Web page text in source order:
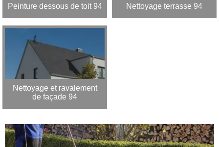
Peinture dessous de toit 94 Nettoyage terrasse 94
Nettoyage et ravalement
de façade 94